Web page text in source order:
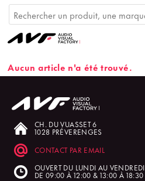
Aucun article n'a été trouvé.
CH. DU VUASSET 6
1028 PRÉVERENGES
CONTACT PAR EMAIL
OUVERT DU LUNDI AU VENDREDI
DE 09:00 À 12:00 & 13:00 À 18:30